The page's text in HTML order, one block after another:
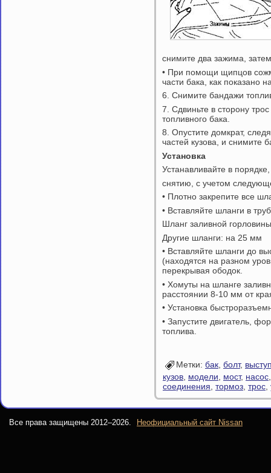
снимите два зажима,
• При помощи щипцов
части бака, как показано
6. Снимите бандажи
7. Сдвиньте в сторону
топливного бака.
8. Опустите домкрат,
частей кузова, и снимите
Установка
Устанавливайте в
снятию, с учетом
• Плотно закрепите все
• Вставляйте шланги в
Шланг заливной
Другие шланги: на 25 мм
• Вставляйте шланги до
(находятся на разном
перекрывая ободок.
• Хомуты на шланге
расстоянии 8-10 мм от
• Установка
• Запустите двигатель,
топлива.
Метки: бак болт,
кузов модели мост, насос
соединения тормоз трос
Все права защищены 2012–2026. Неофициальный сайт Nissan